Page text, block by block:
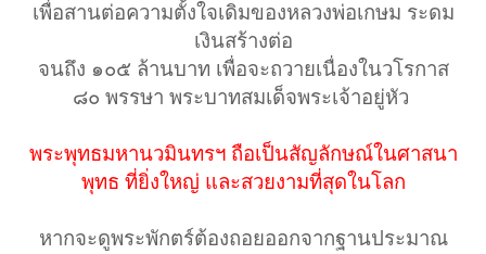
เพื่อสานต่อความตั้งใจเดิมของหลวงพ่อเกษม ระดม
เงินสร้างต่อ
จนถึง ๑๐๕ ล้านบาท เพื่อจะถวายเนื่องในวโรกาส
๘๐ พรรษา พระบาทสมเด็จพระเจ้าอยู่หัว ​
พระพุทธมหานวมินทรฯ ถือเป็นสัญลักษณ์ในศาสนา
พุทธ ที่ยิ่งใหญ่ และสวยงามที่สุดในโลก
หากจะดูพระพักตร์ต้องถอยออกจากฐานประมาณ